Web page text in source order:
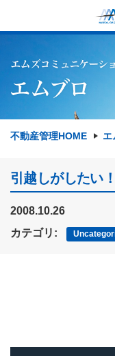
不動産管理HOME エ
引越しがしたい
2008.10.26
カテゴリ: